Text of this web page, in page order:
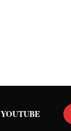
YOUTUBE